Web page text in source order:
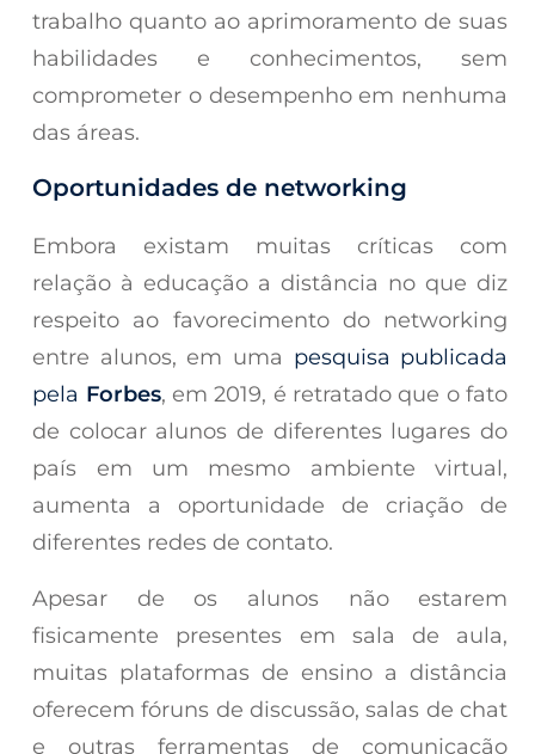
trabalho quanto ao aprimoramento de suas
habilidades e conhecimentos, sem
comprometer o desempenho em nenhuma
das áreas.
Oportunidades de networking
Embora existam muitas críticas com
relação à educação a distância no que diz
respeito ao favorecimento do networking
entre alunos, em uma pesquisa publicada
pela Forbes, em 2019, é retratado que o fato
de colocar alunos de diferentes lugares do
país em um mesmo ambiente virtual,
aumenta a oportunidade de criação de
diferentes redes de contato.
Apesar de os alunos não estarem
fisicamente presentes em sala de aula,
muitas plataformas de ensino a distância
oferecem fóruns de discussão, salas de chat
e outras ferramentas de comunicação